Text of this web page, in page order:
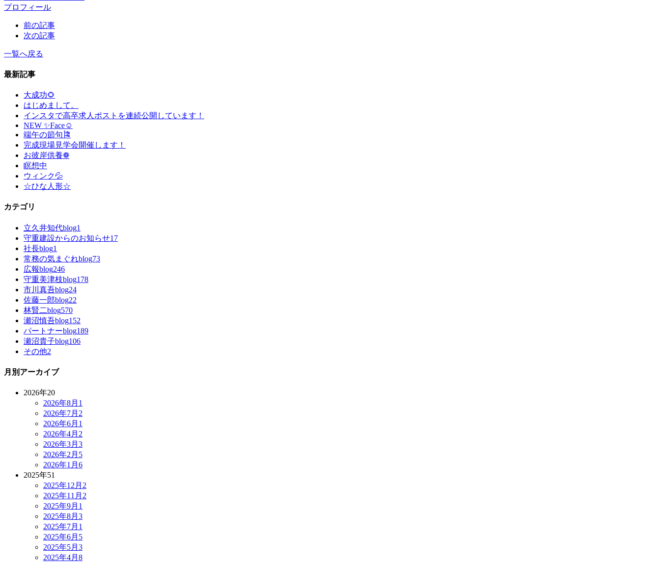
プロフィール
前の記事
次の記事
一覧へ戻る
最新記事
大成功🌻
はじめまして。
インスタで高卒求人ポストを連続公開しています！
NEW ✨Face☺
端午の節句🎏
完成現場見学会開催します！
お彼岸供養❁
瞑想中
ウィンク💦
☆ひな人形☆
カテゴリ
立久井知代blog1
守重建設からのお知らせ17
社長blog1
常務の気まぐれblog73
広報blog246
守重美津枝blog178
市川真吾blog24
佐藤一郎blog22
林賢二blog570
瀬沼慎吾blog152
パートナーblog189
瀬沼貴子blog106
その他2
月別アーカイブ
2026年20
2026年8月 1
2026年7月 2
2026年6月 1
2026年4月 2
2026年3月 3
2026年2月 5
2026年1月 6
2025年51
2025年12月 2
2025年11月 2
2025年9月 1
2025年8月 3
2025年7月 1
2025年6月 5
2025年5月 3
2025年4月 8